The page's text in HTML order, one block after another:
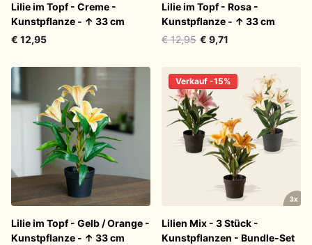
Lilie im Topf - Creme -
Kunstpflanze - ↑ 33 cm
€ 12,95
Lilie im Topf - Rosa -
Kunstpflanze - ↑ 33 cm
€ 12,95 € 9,71
Lilie im Topf - Gelb / Orange -
Kunstpflanze - ↑ 33 cm
Verkauf -15%
Lilien Mix - 3 Stück -
Kunstpflanzen - Bundle-Set